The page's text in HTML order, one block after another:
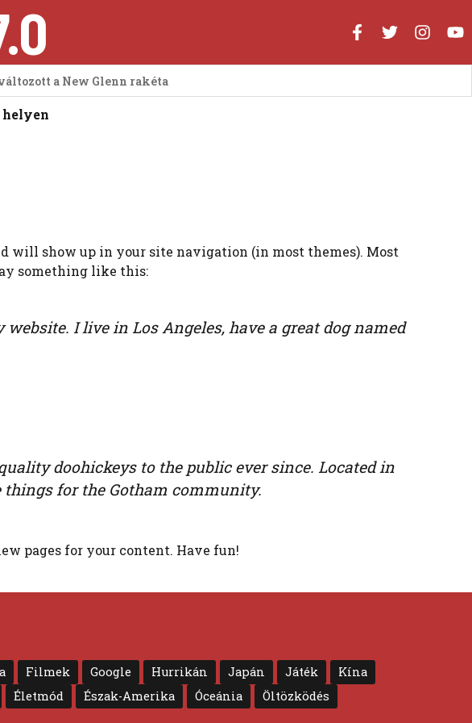
a New Glenn rakéta
will show up in your site navigation (in most themes). Most
something like this:
I live in Los Angeles, have a great dog named
doohickeys to the public ever since. Located in
things for the Gotham community.
pages for your content. Have fun!
Filmek Google Hurrikán Japán Játék
Kína
Életmód Észak-Amerika Óceánia Öltözködés